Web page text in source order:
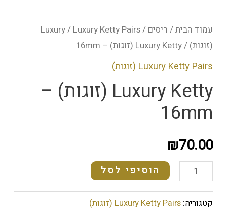
עמוד הבית/ ריסים /
Luxury/ Luxury Ketty Pairs
(זוגות) / Luxury Ketty (זוגות) – 16mm
Luxury Ketty Pairs (זוגות)
Luxury Ketty (זוגות) –
16mm
₪70.00
הוסיפי לסל
קטגוריה:Luxury Ketty Pairs (זוגות)